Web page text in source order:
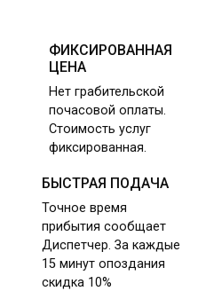
ФИКСИРОВАННАЯ
ЦЕНА
Нет грабительской
почасовой оплаты.
Стоимость услуг
фиксированная.
БЫСТРАЯ ПОДАЧА
Точное время
прибытия сообщает
Диспетчер. За каждые
15 минут опоздания
скидка 10%